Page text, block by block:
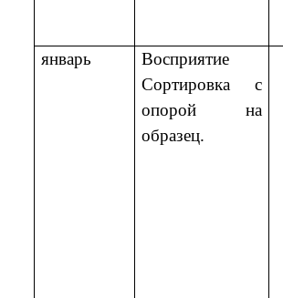
январь
Восприятие
Сортировка с
опорой на
образец.